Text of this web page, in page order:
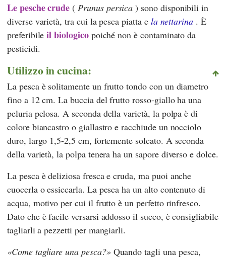
Le pesche crude ( Prunus persica ) sono disponibili in
diverse varietà, tra cui la pesca piatta e la nettarina . È
preferibileil biologicopoiché non è contaminato da
pesticidi.
Utilizzo in cucina:
La pesca è solitamente un frutto tondo con un diametro
fino a 12 cm. La buccia del frutto rosso-giallo ha una
peluria pelosa. A seconda della varietà, la polpa è di
colore biancastro o giallastro e racchiude un nocciolo
duro, largo 1,5-2,5 cm, fortemente solcato. A seconda
della varietà, la polpa tenera ha un sapore diverso e dolce.
La pesca è deliziosa fresca e cruda, ma puoi anche
cuocerla o essiccarla. La pesca ha un alto contenuto di
acqua, motivo per cui il frutto è un perfetto rinfresco.
Dato che è facile versarsi addosso il succo, è consigliabile
tagliarli a pezzetti per mangiarli.
Come tagliare una pesca? Quando tagli una pesca,